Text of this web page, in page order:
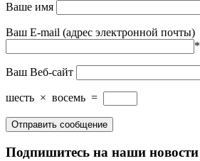
Ваше имя
Ваш E-mail (адрес электронной почты)
*
Ваш Веб-сайт
шесть × восемь =
Подпишитесь на наши новости